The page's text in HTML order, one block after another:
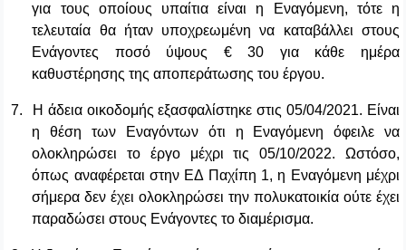
για τους οποίους υπαίτια είναι η Εναγόμενη, τότε η
τελευταία θα ήταν υποχρεωμένη να καταβάλλει στους
Ενάγοντες ποσό ύψους € 30 για κάθε ημέρα
καθυστέρησης της αποπεράτωσης του έργου.
7.
Η άδεια οικοδομής εξασφαλίστηκε στις 05/04/2021. Είναι
η θέση των Εναγόντων ότι η Εναγόμενη όφειλε να
ολοκληρώσει το έργο μέχρι τις 05/10/2022. Ωστόσο,
όπως αναφέρεται στην ΕΔ Παχίπη 1, η Εναγόμενη μέχρι
σήμερα δεν έχει ολοκληρώσει την πολυκατοικία ούτε έχει
παραδώσει στους Ενάγοντες το διαμέρισμα.